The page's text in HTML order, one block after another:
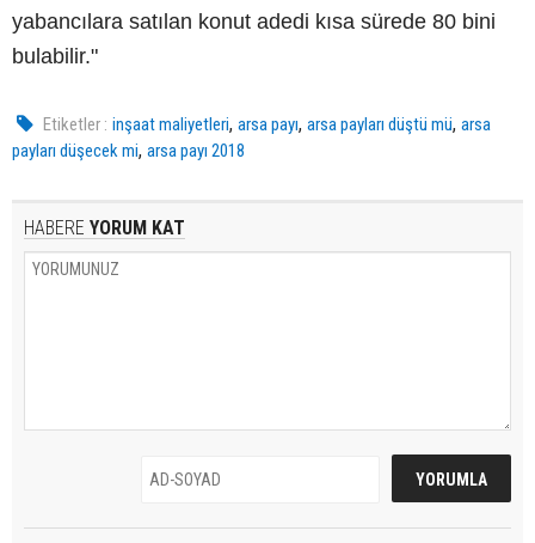
yabancılara satılan konut adedi kısa sürede 80 bini
bulabilir."
Etiketler : inşaat maliyetleri,arsa payı,arsa payları düştü mü,arsa
payları düşecek mi, arsa payı 2018
HABERE YORUM KAT